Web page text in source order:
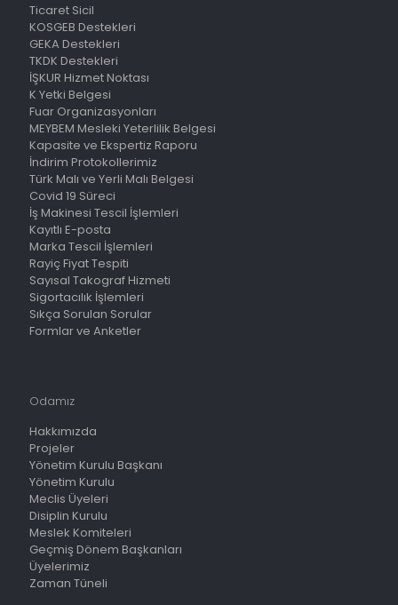
Ticaret Sicil
KOSGEB Destekleri
GEKA Destekleri
TKDK Destekleri
İŞKUR Hizmet Noktası
K Yetki Belgesi
Fuar Organizasyonları
MEYBEM Mesleki Yeterlilik Belgesi
Kapasite ve Ekspertiz Raporu
İndirim Protokollerimiz
Türk Malı ve Yerli Malı Belgesi
Covid 19 Süreci
İş Makinesi Tescil İşlemleri
Kayıtlı E-posta
Marka Tescil İşlemleri
Rayiç Fiyat Tespiti
Sayısal Takograf Hizmeti
Sigortacılık İşlemleri
Sıkça Sorulan Sorular
Formlar ve Anketler
Odamız
Hakkımızda
Projeler
Yönetim Kurulu Başkanı
Yönetim Kurulu
Meclis Üyeleri
Disiplin Kurulu
Meslek Komiteleri
Geçmiş Dönem Başkanları
Üyelerimiz
Zaman Tüneli